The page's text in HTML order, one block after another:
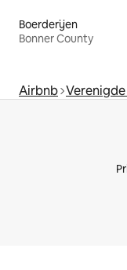
Boerderijen
Bonner County
Airbnb